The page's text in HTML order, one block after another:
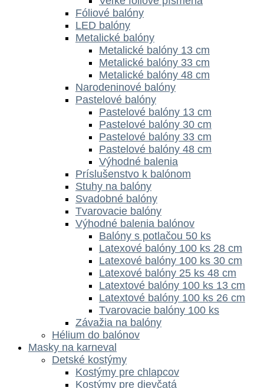
Fóliové balóny
LED balóny
Metalické balóny
Metalické balóny 13 cm
Metalické balóny 33 cm
Metalické balóny 48 cm
Narodeninové balóny
Pastelové balóny
Pastelové balóny 13 cm
Pastelové balóny 30 cm
Pastelové balóny 33 cm
Pastelové balóny 48 cm
Výhodné balenia
Príslušenstvo k balónom
Stuhy na balóny
Svadobné balóny
Tvarovacie balóny
Výhodné balenia balónov
Balóny s potlačou 50 ks
Latexové balóny 100 ks 28 cm
Latexové balóny 100 ks 30 cm
Latexové balóny 25 ks 48 cm
Latextové balóny 100 ks 13 cm
Latextové balóny 100 ks 26 cm
Tvarovacie balóny 100 ks
Závažia na balóny
Hélium do balónov
Masky na karneval
Detské kostýmy
Kostýmy pre chlapcov
Kostýmy pre dievčatá